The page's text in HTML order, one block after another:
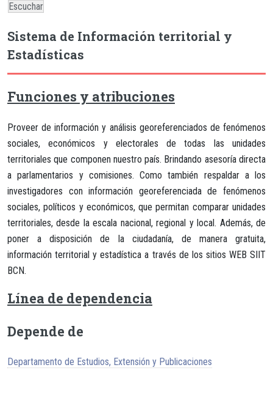
Escuchar
Sistema de Información territorial y
Estadísticas
Funciones y atribuciones
Proveer de información y análisis georeferenciados de fenómenos
sociales, económicos y electorales de todas las unidades
territoriales que componen nuestro país. Brindando asesoría directa
a parlamentarios y comisiones. Como también respaldar a los
investigadores con información georeferenciada de fenómenos
sociales, políticos y económicos, que permitan comparar unidades
territoriales, desde la escala nacional, regional y local. Además, de
poner a disposición de la ciudadanía, de manera gratuita,
información territorial y estadística a través de los sitios WEB SIIT
BCN.
Línea de dependencia
Depende de
Departamento de Estudios, Extensión y Publicaciones